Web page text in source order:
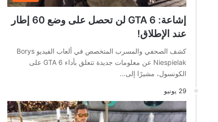
إشاعة: GTA 6 لن تحصل على وضع 60 إطار
عند الإطلاق!
كشف الصحفي والمسرب المتخصص في ألعاب الفيديو Borys
Niespielak عن معلومات جديدة تتعلق بأداء GTA 6 على
الكونسول، مشيرًا إلى…
29 يونيو